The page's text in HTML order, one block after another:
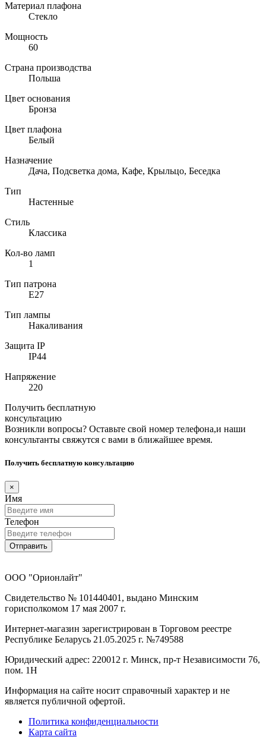
Материал плафона
Стекло
Мощность
60
Страна производства
Польша
Цвет основания
Бронза
Цвет плафона
Белый
Назначение
Дача, Подсветка дома, Кафе, Крыльцо, Беседка
Тип
Настенные
Стиль
Классика
Кол-во ламп
1
Тип патрона
E27
Тип лампы
Накаливания
Защита IP
IP44
Напряжение
220
Получить бесплатную
консультацию
Возникли вопросы? Оставьте свой номер телефона,и наши
консультанты свяжутся с вами в ближайшее время.
Получить бесплатную консультацию
×
Имя
Телефон
Отправить
ООО "Орионлайт"
Свидетельство № 101440401, выдано Минским
горисполкомом 17 мая 2007 г.
Интернет-магазин зарегистрирован в Торговом реестре
Республике Беларусь 21.05.2025 г. №749588
Юридический адрес: 220012 г. Минск, пр-т Независимости 76,
пом. 1Н
Информация на сайте носит справочный характер и не
является публичной офертой.
Политика конфиденциальности
Карта сайта